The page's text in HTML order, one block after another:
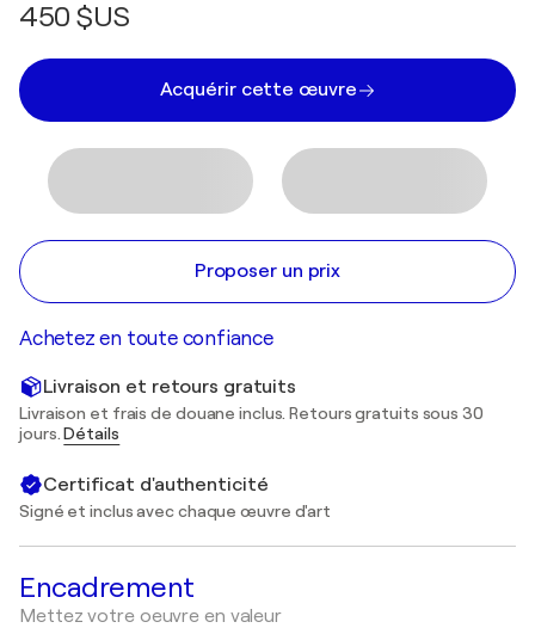
450 $US
Acquérir cette œuvre
Proposer un prix
Achetez en toute confiance
Livraison et retours gratuits
Livraison et frais de douane inclus. Retours gratuits sous 30
jours.Détails
Certificat d'authenticité
Signé et inclus avec chaque œuvre d'art
Encadrement
Mettez votre oeuvre en valeur